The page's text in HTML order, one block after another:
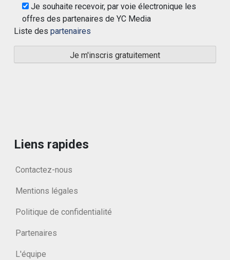
Je souhaite recevoir, par voie électronique les
offres des partenaires de YC Media
Liste des partenaires
Liens rapides
Contactez-nous
Mentions légales
Politique de confidentialité
Partenaires
L'équipe